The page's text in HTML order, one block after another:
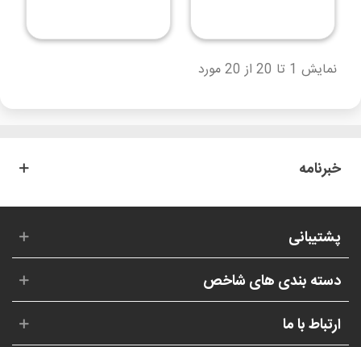
نمایش 1 تا 20 از 20 مورد
خبرنامه
پشتیبانی
دسته بندی های شاخص
ارتباط با ما